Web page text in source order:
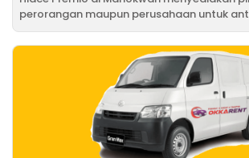
perorangan maupun perusahaan untuk